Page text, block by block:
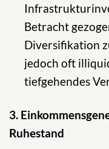
Betracht
Diversifikation
jedoch oft
tiefgehendes
3.
Ruhestand